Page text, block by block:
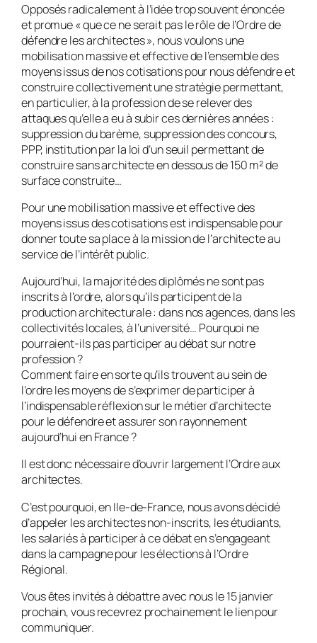
Opposés radicalement à l’idée trop souvent énoncée
et promue « que ce ne serait pas le rôle de l’Ordre de
défendre les architectes », nous voulons une
mobilisation massive et effective de l’ensemble des
moyens issus de nos cotisations pour nous défendre et
construire collectivement une stratégie permettant,
en particulier, à la profession de se relever des
attaques qu’elle a eu à subir ces dernières années :
suppression du barème, suppression des concours,
PPP, institution par la loi d’un seuil permettant de
construire sans architecte en dessous de 150 m² de
surface construite…
Pour une mobilisation massive et effective des
moyens issus des cotisations est indispensable pour
donner toute sa place à la mission de l’architecte au
service de l’intérêt public.
Aujourd’hui, la majorité des diplômés ne sont pas
inscrits à l’ordre, alors qu’ils participent de la
production architecturale : dans nos agences, dans les
collectivités locales, à l’université… Pourquoi ne
pourraient-ils pas participer au débat sur notre
profession ?
Comment faire en sorte qu’ils trouvent au sein de
l’ordre les moyens de s’exprimer de participer à
l’indispensable réflexion sur le métier d’architecte
pour le défendre et assurer son rayonnement
aujourd’hui en France ?
Il est donc nécessaire d’ouvrir largement l’Ordre aux
architectes.
C’est pourquoi, en Ile-de-France, nous avons décidé
d’appeler les architectes non-inscrits, les étudiants,
les salariés à participer à ce débat en s’engageant
dans la campagne pour les élections à l’Ordre
Régional.
Vous êtes invités à débattre avec nous le 15 janvier
prochain, vous recevrez prochainement le lien pour
communiquer.